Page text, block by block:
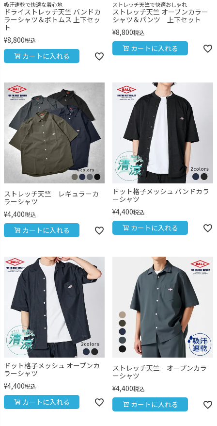
吸汗速乾で快適な着心地
ドライストレッチ天竺 バンドカ
ラーシャツ＆ボトムス 上下セッ
ト
¥8,800税込
カートに入れる
ストレッチ天竺で快適おしゃれ
ストレッチ天竺 オープンカラー
シャツ＆パンツ 上下セット
¥8,800税込
カートに入れる
ストレッチ天竺 レギュラーカ
ラーシャツ
¥4,400税込
カートに入れる
ドット格子メッシュ バンドカラ
ーシャツ
¥4,400税込
カートに入れる
ドット格子メッシュ オープンカ
ラーシャツ
¥4,400税込
カートに入れる
ストレッチ天竺 オープンカラ
ーシャツ
¥4,400税込
カートに入れる